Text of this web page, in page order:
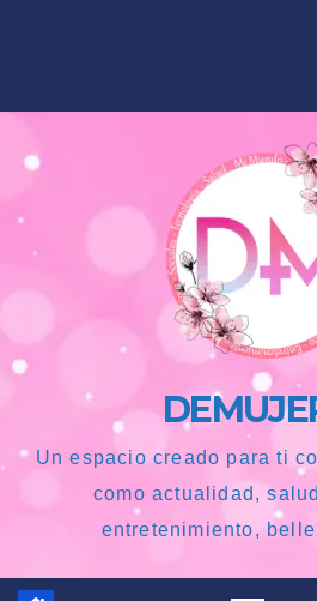
Un espacio creado para ti
como actualidad,
entretenimiento,